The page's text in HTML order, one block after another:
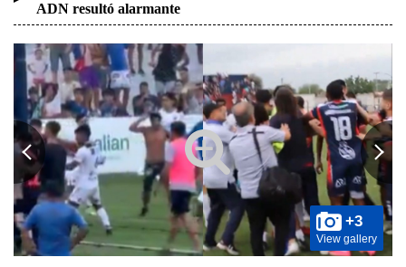
ADN resultó alarmante
+3
View gallery